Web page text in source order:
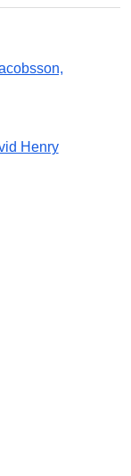
Henry